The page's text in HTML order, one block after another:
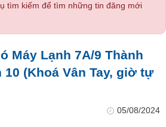
tìm kiếm để tìm những tin đăng mới
Máy Lạnh 7A/9 Thành
10 (Khoá Vân Tay, giờ tự
05/08/2024